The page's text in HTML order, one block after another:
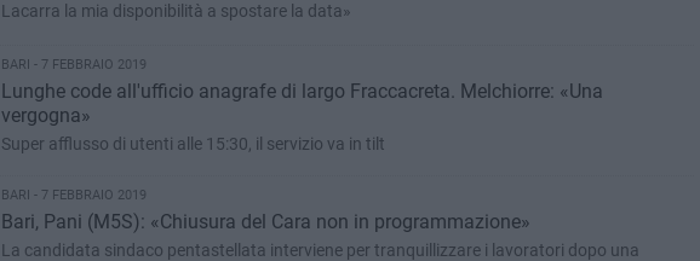
Lacarra la mia disponibilità a spostare la data»
BARI - 7 FEBBRAIO 2019
Lunghe code all'ufficio anagrafe di largo Fraccacreta. Melchiorre: «Una
vergogna»
Super afflusso di utenti alle 15:30, il servizio va in tilt
BARI - 7 FEBBRAIO 2019
Bari, Pani (M5S): «Chiusura del Cara non in programmazione»
La candidata sindaco pentastellata interviene per tranquillizzare i lavoratori dopo una